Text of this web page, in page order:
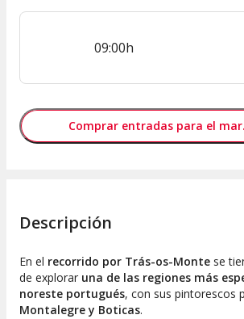
09:00h
Comprar entradas para el
Descripción
En el recorrido por Trás-os-Monte se
de explorar una de las regiones más
noreste portugués, con sus pintorescos
Montalegre y Boticas.